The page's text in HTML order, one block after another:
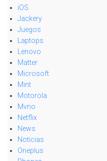
iOS
Jackery
Juegos
Laptops
Lenovo
Matter
Microsoft
Mint
Motorola
Mvno
Netflix
News
Noticias
Oneplus